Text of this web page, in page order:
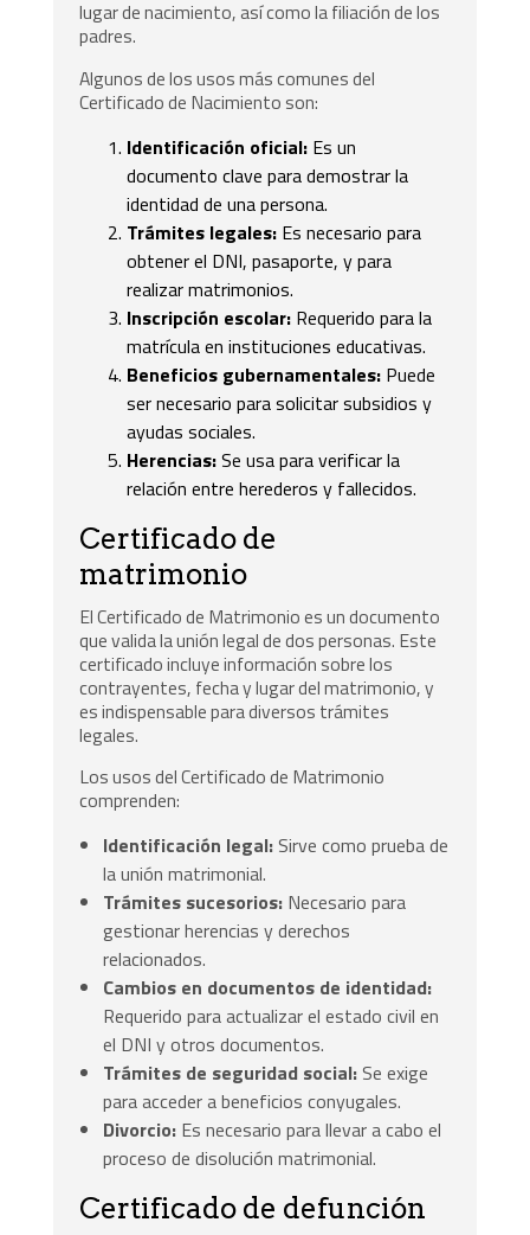
lugar de nacimiento, así como la filiación de los
padres.
Algunos de los usos más comunes del
Certificado de Nacimiento son:
Identificación oficial: Es un
documento clave para demostrar la
identidad de una persona.
Trámites legales: Es necesario para
obtener el DNI, pasaporte, y para
realizar matrimonios.
Inscripción escolar: Requerido para la
matrícula en instituciones educativas.
Beneficios gubernamentales: Puede
ser necesario para solicitar subsidios y
ayudas sociales.
Herencias:Se usa para verificar la
relación entre herederos y fallecidos.
Certificado de
matrimonio
El Certificado de Matrimonio es un documento
que valida la unión legal de dos personas. Este
certificado incluye información sobre los
contrayentes, fecha y lugar del matrimonio, y
es indispensable para diversos trámites
legales.
Los usos del Certificado de Matrimonio
comprenden:
Identificación legal: Sirve como prueba de
la unión matrimonial.
Trámites sucesorios: Necesario para
gestionar herencias y derechos
relacionados.
Cambios en documentos de identidad:
Requerido para actualizar el estado civil en
el DNI y otros documentos.
Trámites de seguridad social: Se exige
para acceder a beneficios conyugales.
Divorcio: Es necesario para llevar a cabo el
proceso de disolución matrimonial.
Certificado de defunción